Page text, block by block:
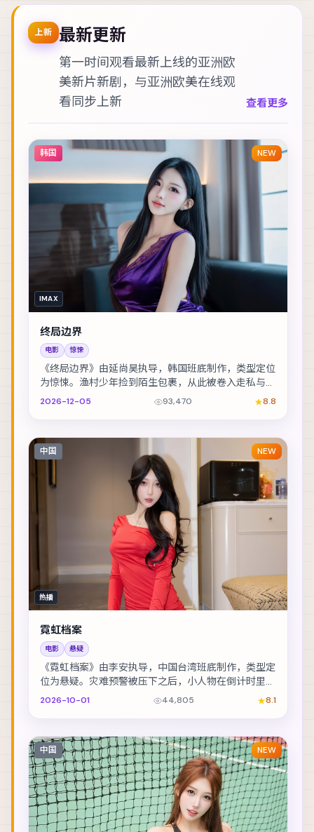
上新 最新更新
第一时间观看最新上线的亚洲欧
美新片新剧，与亚洲欧美在线观
看同步上新 查看更多
韩国 NEW
IMAX
终局边界
电影 惊悚
《终局边界》由延尚昊执导，韩国班底制作，类型定位
为惊悚。渔村少年捡到陌生包裹，从此被卷入走私与反
走私的漩涡。主演包括黄渤、赵丽颖、全智贤 等，表...
2026-12-05 93,470 8.8
中国 NEW
热播
霓虹档案
电影 悬疑
《霓虹档案》由李安执导，中国台湾班底制作，类型定
位为悬疑。灾难预警被压下之后，小人物在倒计时里做
出艰难抉择。主演包括提莫西·查拉梅、廖凡、周迅 ...
2026-10-01 44,805 8.1
中国 NEW